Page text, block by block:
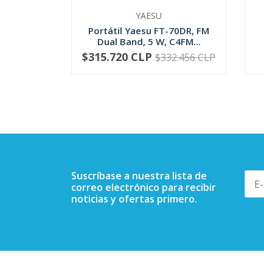
YAESU
Portátil Yaesu FT-70DR, FM
Dual Band, 5 W, C4FM...
+
-
$315.720 CLP $332.456 CLP
Suscríbase a nuestra lista de
correo electrónico para recibir
noticias y ofertas primero.